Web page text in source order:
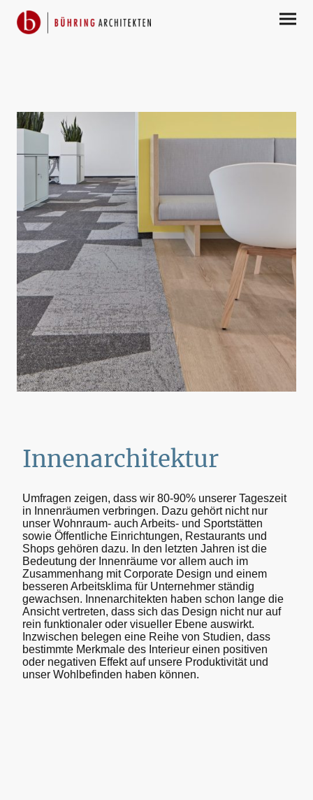
Innenarchitektur
Umfragen zeigen, dass wir 80-90% unserer Tageszeit
in Innenräumen verbringen. Dazu gehört nicht nur
unser Wohnraum- auch Arbeits- und Sportstätten
sowie Öffentliche Einrichtungen, Restaurants und
Shops gehören dazu. In den letzten Jahren ist die
Bedeutung der Innenräume vor allem auch im
Zusammenhang mit Corporate Design und einem
besseren Arbeitsklima für Unternehmer ständig
gewachsen. Innenarchitekten haben schon lange die
Ansicht vertreten, dass sich das Design nicht nur auf
rein funktionaler oder visueller Ebene auswirkt.
Inzwischen belegen eine Reihe von Studien, dass
bestimmte Merkmale des Interieur einen positiven
oder negativen Effekt auf unsere Produktivität und
unser Wohlbefinden haben können.